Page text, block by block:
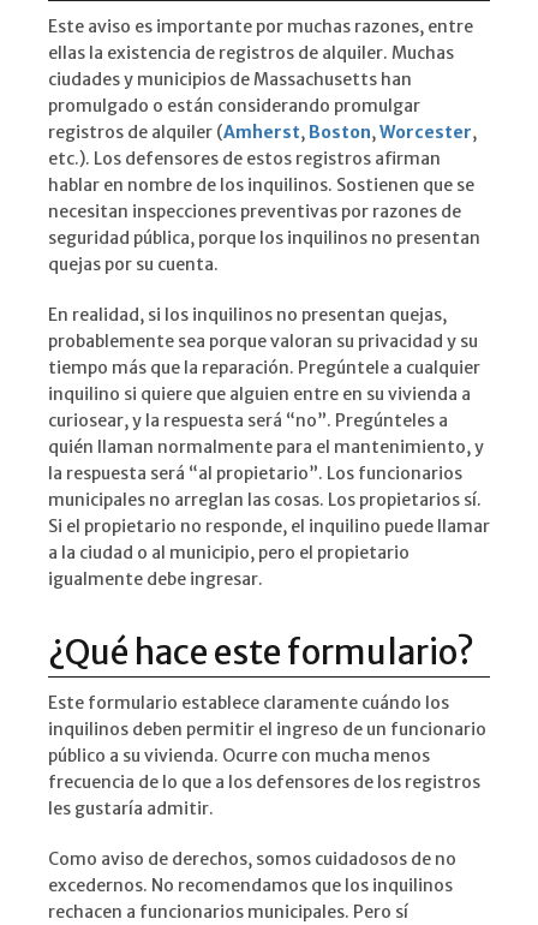
Este aviso es importante por muchas razones, entre
ellas la existencia de registros de alquiler. Muchas
ciudades y municipios de Massachusetts han
promulgado o están considerando promulgar
registros de alquiler (Amherst, Boston,Worcester,
etc.). Los defensores de estos registros afirman
hablar en nombre de los inquilinos. Sostienen que se
necesitan inspecciones preventivas por razones de
seguridad pública, porque los inquilinos no presentan
quejas por su cuenta.
En realidad, si los inquilinos no presentan quejas,
probablemente sea porque valoran su privacidad y su
tiempo más que la reparación. Pregúntele a cualquier
inquilino si quiere que alguien entre en su vivienda a
curiosear, y la respuesta será “no”. Pregúnteles a
quién llaman normalmente para el mantenimiento, y
la respuesta será “al propietario”. Los funcionarios
municipales no arreglan las cosas. Los propietarios sí.
Si el propietario no responde, el inquilino puede llamar
a la ciudad o al municipio, pero el propietario
igualmente debe ingresar.
¿Qué hace este formulario?
Este formulario establece claramente cuándo los
inquilinos deben permitir el ingreso de un funcionario
público a su vivienda. Ocurre con mucha menos
frecuencia de lo que a los defensores de los registros
les gustaría admitir.
Como aviso de derechos, somos cuidadosos de no
excedernos. No recomendamos que los inquilinos
rechacen a funcionarios municipales. Pero sí